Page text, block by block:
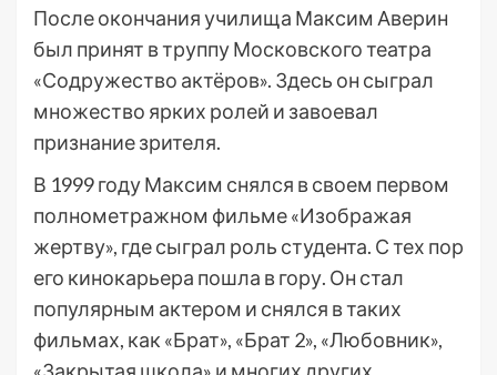
После окончания училища Максим Аверин
был принят в труппу Московского театра
«Содружество актёров». Здесь он сыграл
множество ярких ролей и завоевал
признание зрителя.
В 1999 году Максим снялся в своем первом
полнометражном фильме «Изображая
жертву», где сыграл роль студента. С тех пор
его кинокарьера пошла в гору. Он стал
популярным актером и снялся в таких
фильмах, как «Брат», «Брат 2», «Любовник»,